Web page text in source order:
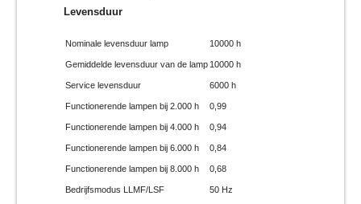
Levensduur
Nominale levensduur lamp 10000 h
Gemiddelde levensduur van de lamp 10000 h
Service levensduur 6000 h
Functionerende lampen bij 2.000 h 0,99
Functionerende lampen bij 4.000 h 0,94
Functionerende lampen bij 6.000 h 0,84
Functionerende lampen bij 8.000 h 0,68
Bedrijfsmodus LLMF/LSF 50 Hz